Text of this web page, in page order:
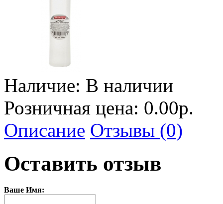
Наличие: В наличии
Розничная цена: 0.00р.
Описание Отзывы (0)
Оставить отзыв
Ваше Имя: